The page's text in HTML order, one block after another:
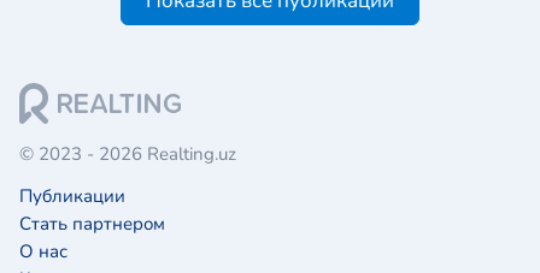
© 2023 - 2026 Realting.uz
Публикации
Стать партнером
О нас